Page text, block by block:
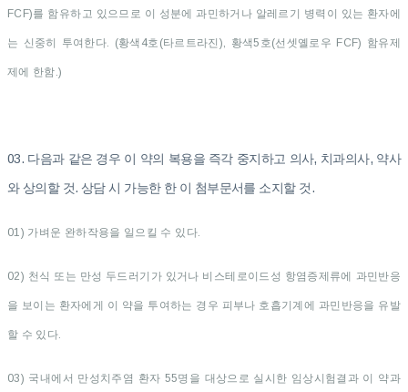
FCF)를 함유하고 있으므로 이 성분에 과민하거나 알레르기 병력이 있는 환자에
는 신중히 투여한다. (황색4호(타르트라진), 황색5호(선셋옐로우 FCF) 함유제
제에 한함.)
03. 다음과 같은 경우 이 약의 복용을 즉각 중지하고 의사, 치과의사, 약사
와 상의할 것. 상담 시 가능한 한 이 첨부문서를 소지할 것.
01) 가벼운 완하작용을 일으킬 수 있다.
02) 천식 또는 만성 두드러기가 있거나 비스테로이드성 항염증제류에 과민반응
을 보이는 환자에게 이 약을 투여하는 경우 피부나 호흡기계에 과민반응을 유발
할 수 있다.
03) 국내에서 만성치주염 환자 55명을 대상으로 실시한 임상시험결과 이 약과